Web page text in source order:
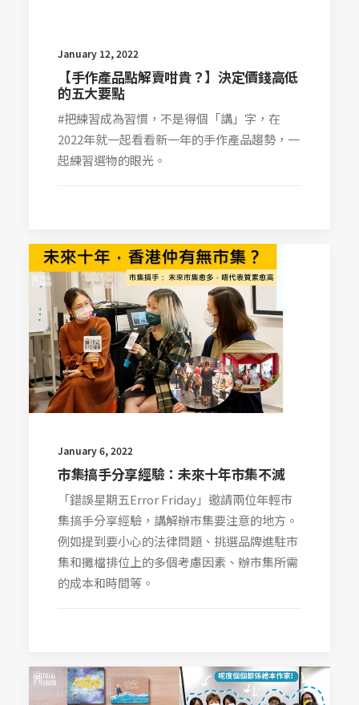
January 12, 2022
【手作產品點解賣咁貴？】決定價錢高低
的五大要點
#把練習成為習慣，不是得個「講」字，在
2022年就一起看看新一年的手作產品趨勢，一
起練習選物的眼光。
January 6, 2022
市集搞手分享經驗：未來十年市集不滅
「錯誤星期五Error Friday」邀請兩位年輕市
集搞手分享經驗，講解辦市集要注意的地方。
例如提到要小心的法律問題、挑選品牌進駐市
集和攤檔排位上的多個考慮因素、辦市集所需
的成本和時間等。